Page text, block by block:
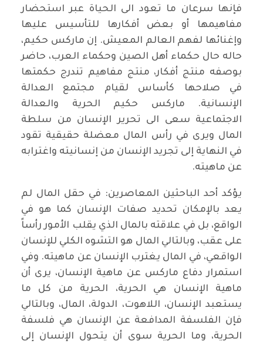
فإنها سرعان ما تعود الى الحياة عبر استحضار
مفاهيمها أو بعض أفكارها للتأسيس عليها
وإغنائها لفهم العالم المعيش. إن ماركس حكيم،
حاله حال حكماء أهل الصين وحكماء العرب، حاضر
بوصفه منتج أفكار، منتج مفاهيم تندرج حكمتها
في صلاحها كأساس لقيام مجتمع العدالة
الإنسانية. ماركس حكيم الحرية والعدالة
الاجتماعية سعى الى تحرير الإنسان من سلطة
المال ويرى في رأس المال معضلة حقيقية تقود
في النهاية إلى تجريد الإنسان من إنسانيته واغترابه
عن ماهيته.
يؤكد أحد الباحثين المعاصرين: في حقل المال لم
يعد بالإمكان تحديد صفات الإنسان كما هو في
الواقع، بل في علاقته بالمال الذي يقلب الأمور رأساً
على عقب، وبالتالي المال هو التشوه الكلي للإنسان
الواقعي، في المال يغترب الإنسان عن ماهيته. وفي
استمرار دفاع ماركس عن ماهية الإنسان، يرى أن
ماهية الإنسان هي الحرية، الحرية من كل ما
يستعبد الإنسان، اللاهوت، الدولة، المال، وبالتالي
فإن الفلسفة المدافعة عن الإنسان هي فلسفة
الحرية، وما الحرية سوى أن يتحول الإنسان إلى